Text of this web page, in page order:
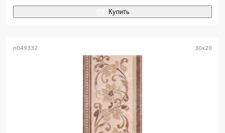
Купить
n049332 30x20